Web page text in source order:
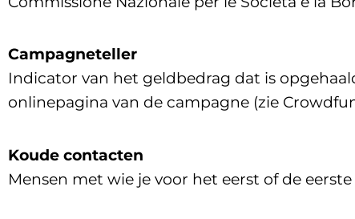
Campagneteller
Indicator van het geldbedrag dat is
onlinepagina van de campagne (zie
Koude contacten
Mensen met wie je voor het eerst of de